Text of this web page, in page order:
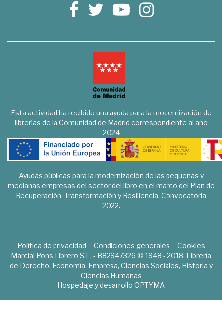
Esta actividad ha recibido una ayuda para la modernización de
librerías de la Comunidad de Madrid correspondiente al año
2024
Ayudas públicas para la modernización de las pequeñas y
medianas empresas del sector del libro en el marco del Plan de
Recuperación, Transformación y Resiliencia. Convocatoria
2022.
Política de privacidad Condiciones generales
Cookies
Marcial Pons Librero S.L. - B82947326 © 1948 - 2018. Librería
de Derecho, Economía, Empresa, Ciencias Sociales, Historia y
Ciencias Humanas
Hospedaje y desarrollo OPTYMA